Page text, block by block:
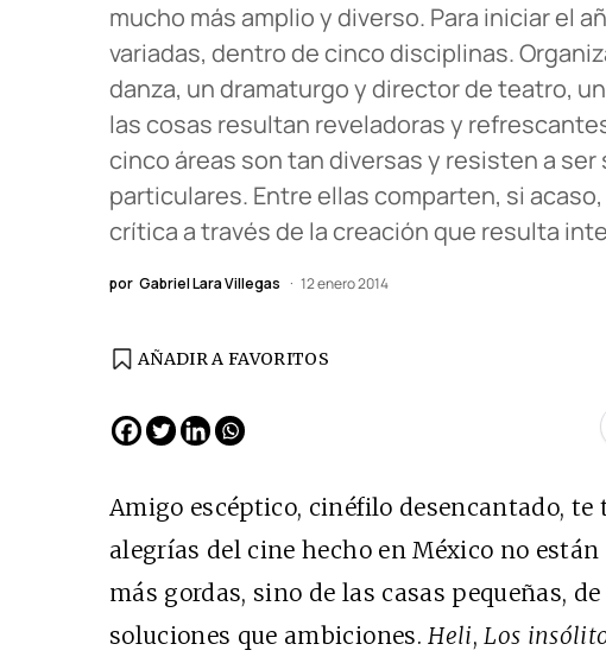
mucho más amplio y diverso. Para iniciar el
variadas, dentro de cinco disciplinas.
danza, un dramaturgo y director de teatro,
las cosas resultan reveladoras y
cinco áreas son tan diversas y resisten a
particulares. Entre ellas comparten, si
crítica a través de la creación que resulta
por Gabriel Lara Villegas 12 enero 2014
AÑADIR A FAVORITOS
Amigo escéptico, cinéfilo desencantado, te
alegrías del cine hecho en México no
más gordas, sino de las casas pequeñas,
soluciones que ambiciones.Heli,Los